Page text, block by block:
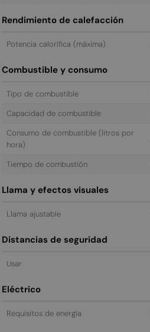
Rendimiento de calefacción
Potencia calorífica (máxima)
Combustible y consumo
Tipo de combustible
Capacidad de combustible
Consumo de combustible (litros por
hora)
Tiempo de combustión
Llama y efectos visuales
Llama ajustable
Distancias de seguridad
Usar
Eléctrico
Requisitos de energía